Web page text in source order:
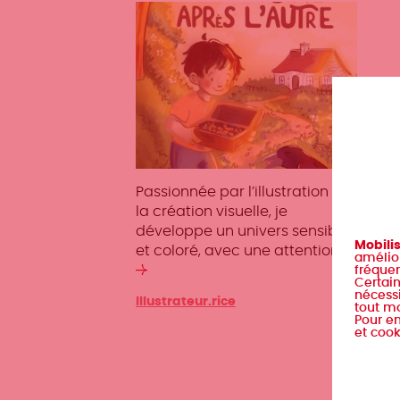
Passionnée par l’illustration et
la création visuelle, je
développe un univers sensible
et coloré, avec une attention…
suite
Catégories
Illustrateur.rice
1.
en…
Mobilis
tout
Pour
et